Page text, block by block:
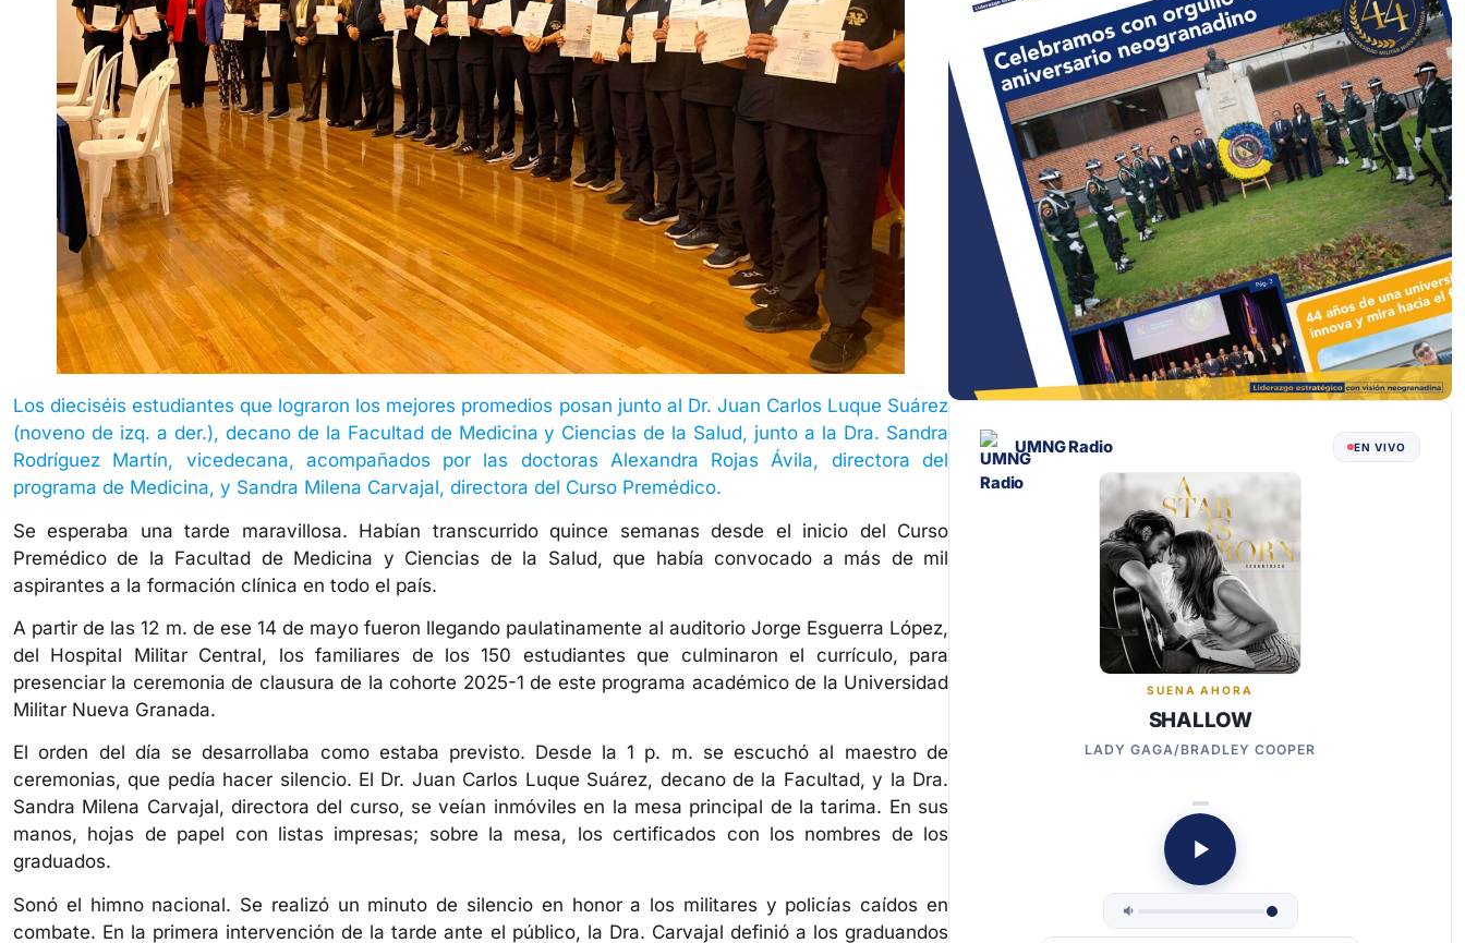
Los dieciséis estudiantes que lograron los mejores promedios posan junto al Dr. Juan Carlos Luque Suárez
(noveno de izq. a der.), decano de la Facultad de Medicina y Ciencias de la Salud, junto a la Dra. Sandra
Rodríguez Martín, vicedecana, acompañados por las doctoras Alexandra Rojas Ávila, directora del
programa de Medicina, y Sandra Milena Carvajal, directora del Curso Premédico.
Se esperaba una tarde maravillosa. Habían transcurrido quince semanas desde el inicio del Curso
Premédico de la Facultad de Medicina y Ciencias de la Salud, que había convocado a más de mil
aspirantes a la formación clínica en todo el país.
A partir de las 12 m. de ese 14 de mayo fueron llegando paulatinamente al auditorio Jorge Esguerra López,
del Hospital Militar Central, los familiares de los 150 estudiantes que culminaron el currículo, para
presenciar la ceremonia de clausura de la cohorte 2025-1 de este programa académico de la Universidad
Militar Nueva Granada.
El orden del día se desarrollaba como estaba previsto. Desde la 1 p. m. se escuchó al maestro de
ceremonias, que pedía hacer silencio. El Dr. Juan Carlos Luque Suárez, decano de la Facultad, y la Dra.
Sandra Milena Carvajal, directora del curso, se veían inmóviles en la mesa principal de la tarima. En sus
manos, hojas de papel con listas impresas; sobre la mesa, los certificados con los nombres de los
graduados.
Sonó el himno nacional. Se realizó un minuto de silencio en honor a los militares y policías caídos en
combate. En la primera intervención de la tarde ante el público, la Dra. Carvajal definió a los graduandos
UMNG Radio EN VIVO
SUENA AHORA
SHALLOW
LADY GAGA/BRADLEY COOPER